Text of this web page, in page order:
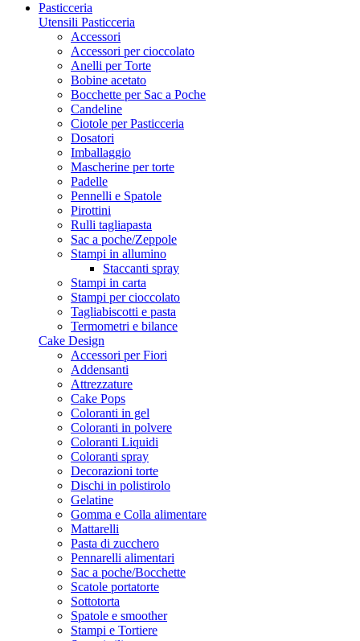
Pasticceria
Utensili Pasticceria
Accessori
Accessori per cioccolato
Anelli per Torte
Bobine acetato
Bocchette per Sac a Poche
Candeline
Ciotole per Pasticceria
Dosatori
Imballaggio
Mascherine per torte
Padelle
Pennelli e Spatole
Pirottini
Rulli tagliapasta
Sac a poche/Zeppole
Stampi in allumino
Staccanti spray
Stampi in carta
Stampi per cioccolato
Tagliabiscotti e pasta
Termometri e bilance
Cake Design
Accessori per Fiori
Addensanti
Attrezzature
Cake Pops
Coloranti in gel
Coloranti in polvere
Coloranti Liquidi
Coloranti spray
Decorazioni torte
Dischi in polistirolo
Gelatine
Gomma e Colla alimentare
Mattarelli
Pasta di zucchero
Pennarelli alimentari
Sac a poche/Bocchette
Scatole portatorte
Sottotorta
Spatole e smoother
Stampi e Tortiere